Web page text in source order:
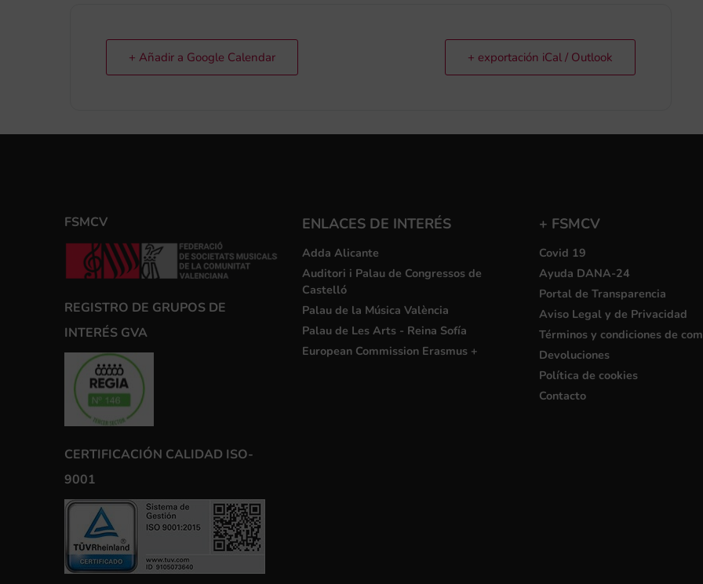
+ Añadir a Google Calendar + exportación iCal / Outlook
FSMCV
REGISTRO DE GRUPOS DE
INTERÉS GVA
CERTIFICACIÓN CALIDAD ISO-
9001
ENLACES DE INTERÉS
Adda Alicante
Auditori i Palau de Congressos de
Castelló
Palau de la Música València
Palau de Les Arts - Reina Sofía
European Commission Erasmus +
+ FSMCV
Covid 19
Ayuda DANA-24
Portal de Transparencia
Aviso Legal y de Privacidad
Términos y condiciones de
Devoluciones
Política de cookies
Contacto